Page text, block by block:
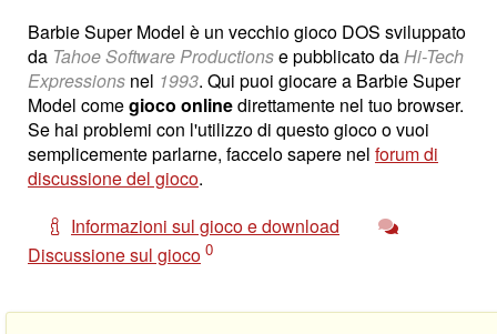
Barbie Super Model è un vecchio gioco DOS sviluppato
da Tahoe Software Productionse pubblicato daHi-Tech
Expressions nel 1993. Qui puoi giocare a Barbie Super
Model comegioco onlinedirettamente nel tuo browser.
Se hai problemi con l'utilizzo di questo gioco o vuoi
semplicemente parlarne, faccelo sapere nel forum di
discussione del gioco.
Informazioni sul gioco e download
Discussione sul gioco 0